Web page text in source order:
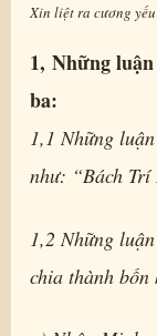
Xin liệt ra cương
1, Những
ba:
1,1 Những
như: “Bách
1,2 Những
chia thành bốn